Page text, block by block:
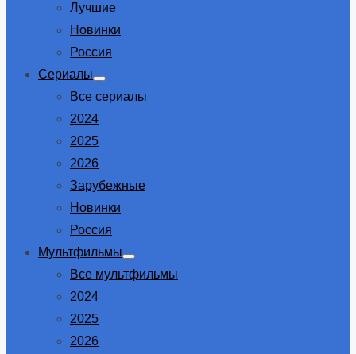
Лучшие
Новинки
Россия
Сериалы
Show
sub
Все сериалы
2024
2025
2026
Зарубежные
Новинки
Россия
Мультфильмы
Show
sub
Все мультфильмы
2024
2025
2026